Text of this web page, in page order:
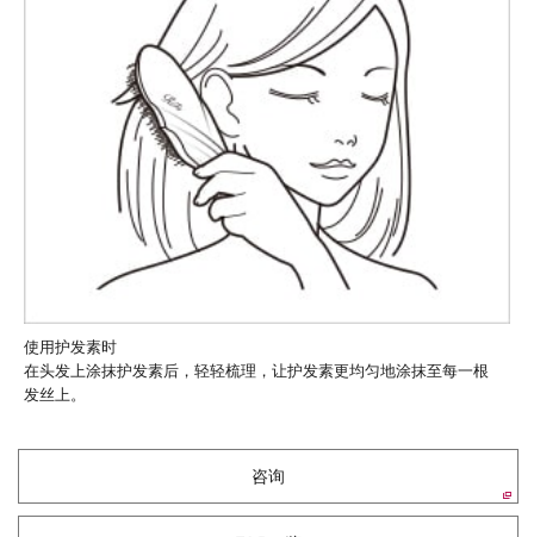
使用护发素时
在头发上涂抹护发素后，轻轻梳理，让护发素更均匀地涂抹至每一根
发丝上。
咨询